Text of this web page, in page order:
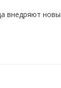
внедряют